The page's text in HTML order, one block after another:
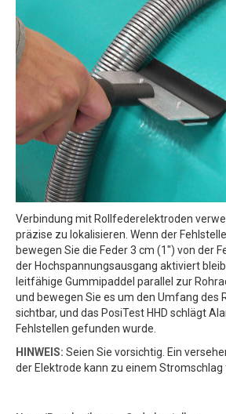
Verbindung mit Rollfederelektroden
präzise zu lokalisieren. Wenn der
bewegen Sie die Feder 3 cm (1") von der
der Hochspannungsausgang aktiviert
leitfähige Gummipaddel parallel zur
und bewegen Sie es um den Umfang des
sichtbar, und das PosiTest HHD schlägt
Fehlstellen gefunden wurde.
HINWEIS: Seien Sie vorsichtig. Ein
der Elektrode kann zu einem Stromschlag